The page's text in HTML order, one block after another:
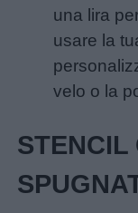
una lira
usare la
velo o la
STENCIL